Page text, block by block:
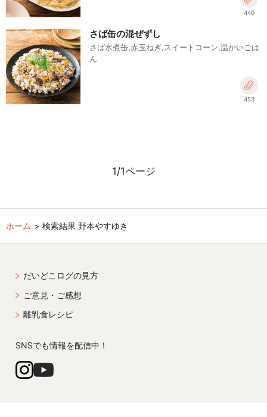
440
さば缶の混ぜずし
さば水煮缶,赤玉ねぎ,スイートコーン,温かいごは
ん
453
1/1ページ
ホーム 検索結果 野本やすゆき
だいどこログの見方
ご意見・ご感想
離乳食レシピ
SNSでも情報を配信中！